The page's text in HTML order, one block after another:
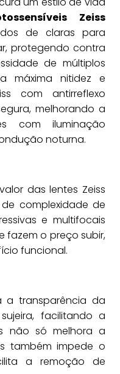
Zeiss
de claras para
protegendo contra
de múltiplos
máxima nitidez e
com antirreflexo
melhorando a
com iluminação
noturna.
das lentes Zeiss
complexidade de
e multifocais
fazem o preço subir,
funcional.
a transparência da
facilitando a
não só melhora a
também impede o
a remoção de